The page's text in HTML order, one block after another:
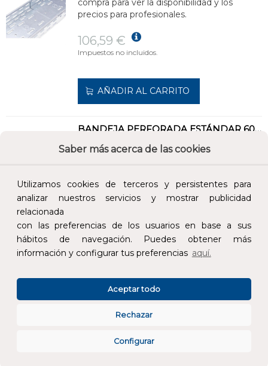
Saber más acerca de las cookies
Utilizamos cookies de terceros y persistentes para
analizar nuestros servicios y mostrar publicidad
relacionada
con las preferencias de los usuarios en base a sus
hábitos de navegación. Puedes obtener más
información y configurar tus preferencias aquí.
Configurar
Rechazar
Aceptar todo
compra para ver la disponibilidad y los
precios para profesionales.
106,59 €
Impuestos no incluidos.
AÑADIR AL CARRITO
BANDEJA PERFORADA ESTÁNDAR 60x600 GALVANIZADO SENZIMIR
Añade al carrito y sigue el proceso de
compra para ver la disponibilidad y los
precios para profesionales.
122,78 €
Impuestos no incluidos.
AÑADIR AL CARRITO